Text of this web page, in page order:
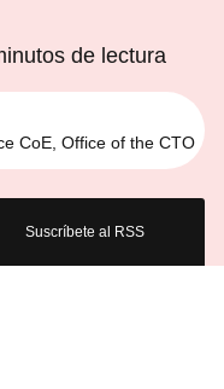
de lectura
CoE, Office of the CTO
Suscríbete al RSS